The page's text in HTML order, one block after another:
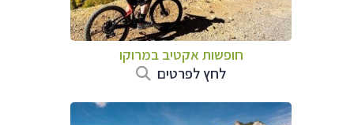
חופשות אקטיב במרוקו
לחץ לפרטים